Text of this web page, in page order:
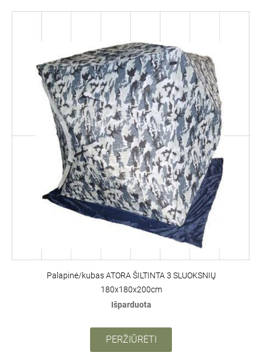
Palapinė/kubas ATORA ŠILTINTA 3 SLUOKSNIŲ
180x180x200cm
Išparduota
PERŽIŪRĖTI